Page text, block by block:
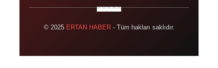
© 2025 ERTAN HABER- Tüm hakları saklıdır.